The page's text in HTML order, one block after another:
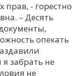
прав, - горестно
– Десять
опекать
забрать не
не